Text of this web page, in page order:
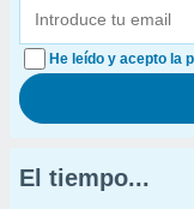
He leído y acepto la
El tiempo...